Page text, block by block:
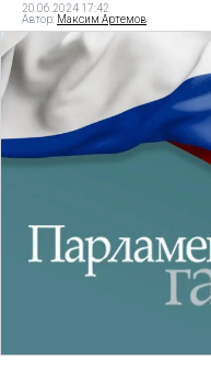
20.06.2024 17:42
Автор: Максим Артемов